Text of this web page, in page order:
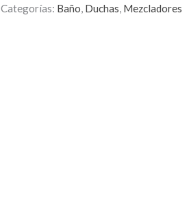
Categorías: Baño, Duchas, Mezcladores